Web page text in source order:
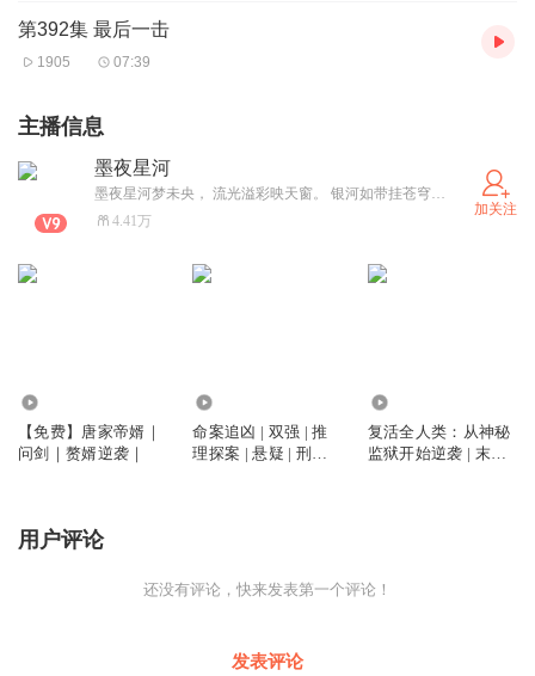
第392集 最后一击
1905 07:39
主播信息
墨夜星河
墨夜星河梦未央， 流光溢彩映天窗。 银河如带挂苍穹， 心随星辰舞九霄。
4.41万
加关注
【免费】唐家帝婿｜
问剑｜赘婿逆袭｜
命案追凶 | 双强 | 推
理探案 | 悬疑 | 刑侦 |
复活全人类：从神秘
监狱开始逆袭 | 末世 |
用户评论
还没有评论，快来发表第一个评论！
发表评论